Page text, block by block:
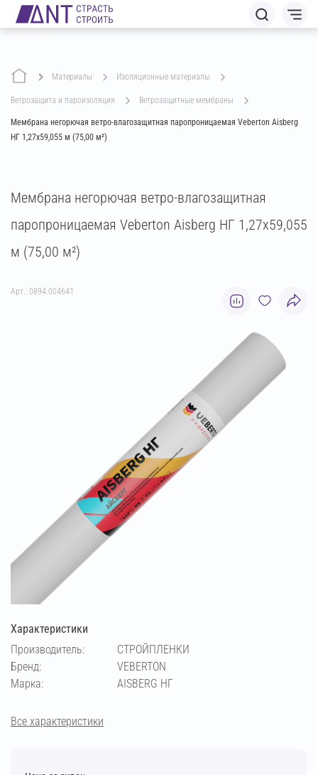
Материалы изоляционные материалы
ветрозащита и пароизоляция ветрозащитные мембраны
Мембрана негорючая ветро-влагозащитная паропроницаемая Veberton Aisberg
НГ 1,27х59,055 м (75,00 м²)
Мембрана негорючая ветро-влагозащитная
паропроницаемая Veberton Aisberg НГ 1,27х59,055
м (75,00 м²)
Арт.: 0894.004641
Характеристики
Производитель:
СТРОЙПЛЕНКИ
Бренд:
VEBERTON
Марка:
AISBERG НГ
Все характеристики